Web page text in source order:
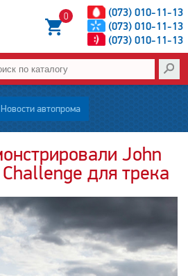
(073) 010-11-13
(073) 010-11-13
(073) 010-11-13
0
Новости автопрома
John
для трека